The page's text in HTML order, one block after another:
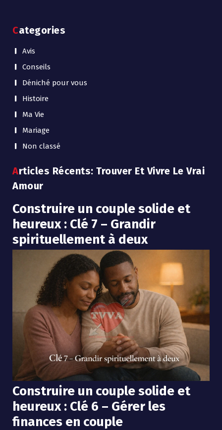
Categories
Avis
Conseils
Déniché pour vous
Histoire
Ma Vie
Mariage
Non classé
Articles Récents: Trouver Et Vivre Le Vrai
Amour
Construire un couple solide et
heureux : Clé 7 – Grandir
spirituellement à deux
Construire un couple solide et
heureux : Clé 6 – Gérer les
finances en couple